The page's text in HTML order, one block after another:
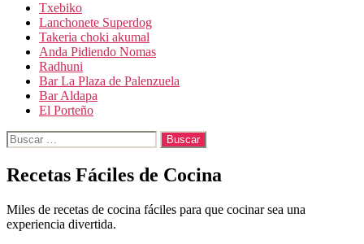
Txebiko
Lanchonete Superdog
Takeria choki akumal
Anda Pidiendo Nomas
Radhuni
Bar La Plaza de Palenzuela
Bar Aldapa
El Porteño
Buscar:
Recetas Fáciles de Cocina
Miles de recetas de cocina fáciles para que cocinar sea una
experiencia divertida.